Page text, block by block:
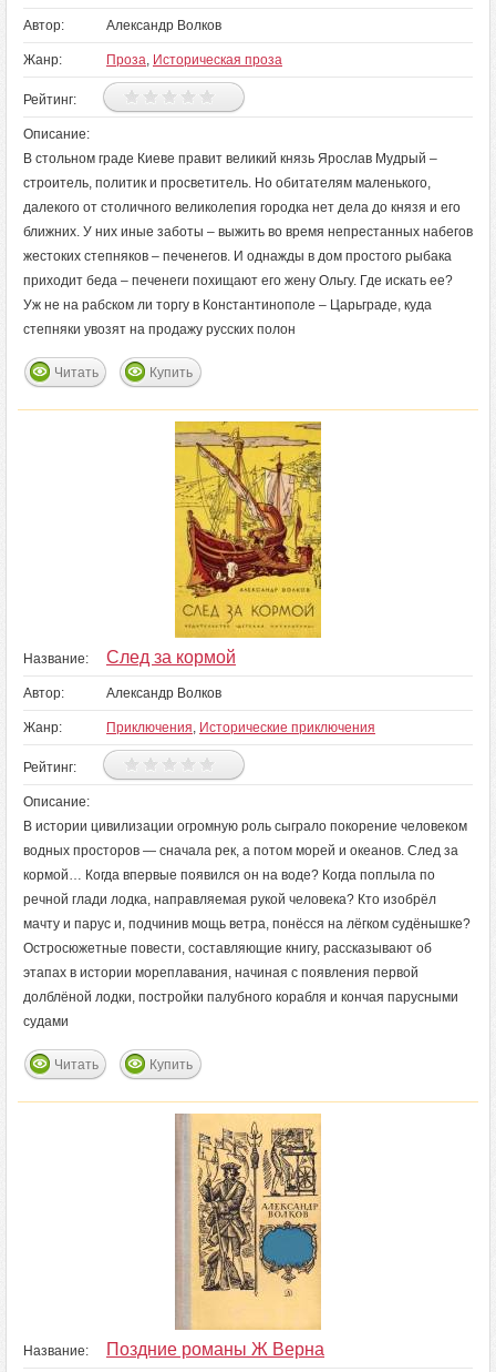
Автор: Александр Волков
Жанр: Проза, Историческая проза
Рейтинг:
Описание:
В стольном граде Киеве правит великий князь Ярослав Мудрый –
строитель, политик и просветитель. Но обитателям маленького,
далекого от столичного великолепия городка нет дела до князя и его
ближних. У них иные заботы – выжить во время непрестанных набегов
жестоких степняков – печенегов. И однажды в дом простого рыбака
приходит беда – печенеги похищают его жену Ольгу. Где искать ее?
Уж не на рабском ли торгу в Константинополе – Царьграде, куда
степняки увозят на продажу русских полон
Читать Купить
Название: След за кормой
Автор: Александр Волков
Жанр: Приключения, Исторические приключения
Рейтинг:
Описание:
В истории цивилизации огромную роль сыграло покорение человеком
водных просторов — сначала рек, а потом морей и океанов. След за
кормой… Когда впервые появился он на воде? Когда поплыла по
речной глади лодка, направляемая рукой человека? Кто изобрёл
мачту и парус и, подчинив мощь ветра, понёсся на лёгком судёнышке?
Остросюжетные повести, составляющие книгу, рассказывают об
этапах в истории мореплавания, начиная с появления первой
долблёной лодки, постройки палубного корабля и кончая парусными
судами
Читать Купить
Название: Поздние романы Ж Верна